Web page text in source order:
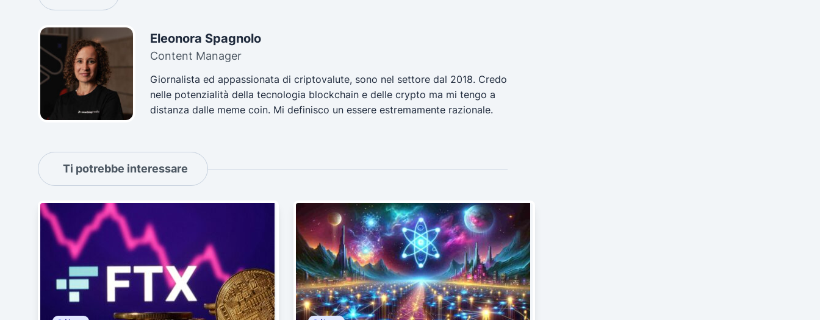
Eleonora Spagnolo
Content Manager
Giornalista ed appassionata di criptovalute, sono nel settore dal 2018. Credo
nelle potenzialità della tecnologia blockchain e delle crypto ma mi tengo a
distanza dalle meme coin. Mi definisco un essere estremamente razionale.
Ti potrebbe interessare